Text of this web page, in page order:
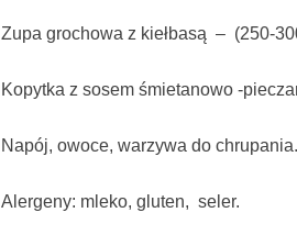
Zupa grochowa z kiełbasą – (250-
Kopytka z sosem śmietanowo -
Napój, owoce, warzywa do chrupania.
Alergeny: mleko, gluten, seler.